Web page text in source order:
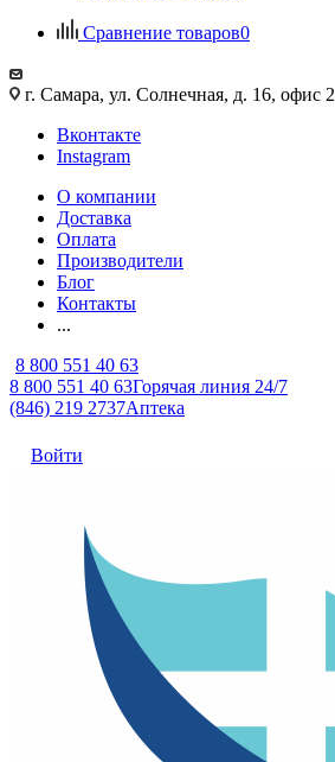
Сравнение товаров0
г. Самара, ул. Солнечная, д. 16, офис 2
Вконтакте
Instagram
О компании
Доставка
Оплата
Производители
Блог
Контакты
...
8 800 551 40 63
8 800 551 40 63Горячая линия 24/7
(846) 219 2737Аптека
Войти